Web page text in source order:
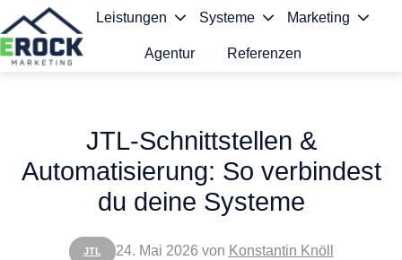
Leistungen Systeme Marketing
Agentur Referenzen
JTL
JTL-Schnittstellen &
Automatisierung: So verbindest
du deine Systeme
24. Mai 2026 von Konstantin Knöll